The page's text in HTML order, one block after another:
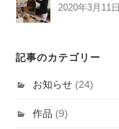
2020年3月11日
記事のカテゴリー
お知らせ (24)
作品 (9)